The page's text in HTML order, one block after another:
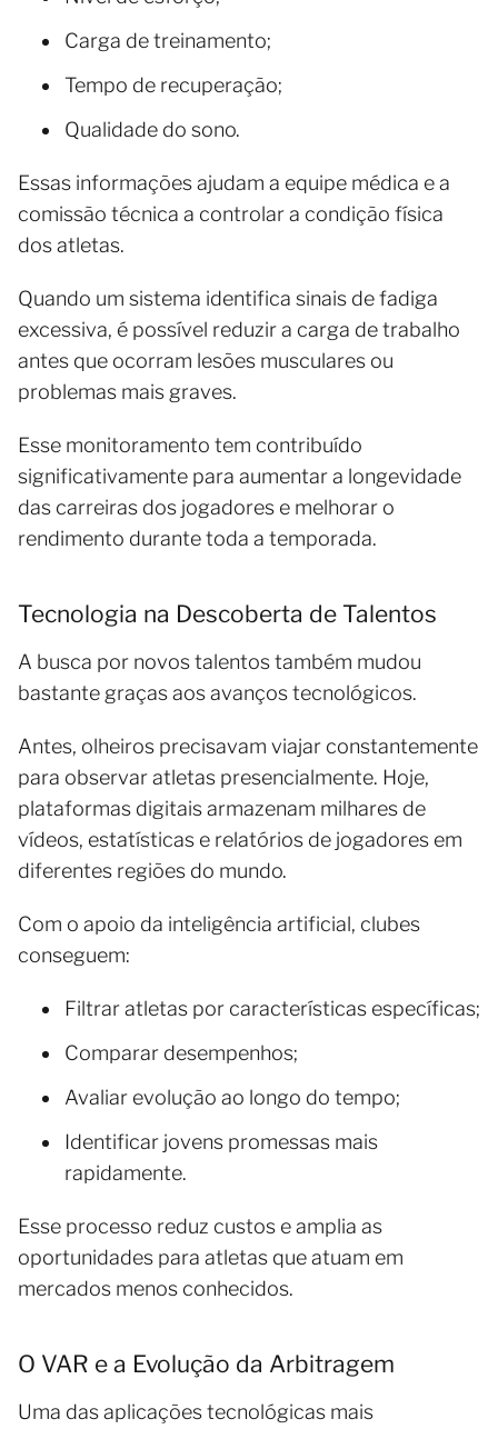
Carga de treinamento;
Tempo de recuperação;
Qualidade do sono.
Essas informações ajudam a equipe médica e a
comissão técnica a controlar a condição física
dos atletas.
Quando um sistema identifica sinais de fadiga
excessiva, é possível reduzir a carga de trabalho
antes que ocorram lesões musculares ou
problemas mais graves.
Esse monitoramento tem contribuído
significativamente para aumentar a longevidade
das carreiras dos jogadores e melhorar o
rendimento durante toda a temporada.
Tecnologia na Descoberta de Talentos
A busca por novos talentos também mudou
bastante graças aos avanços tecnológicos.
Antes, olheiros precisavam viajar constantemente
para observar atletas presencialmente. Hoje,
plataformas digitais armazenam milhares de
vídeos, estatísticas e relatórios de jogadores em
diferentes regiões do mundo.
Com o apoio da inteligência artificial, clubes
conseguem:
Filtrar atletas por características específicas;
Comparar desempenhos;
Avaliar evolução ao longo do tempo;
Identificar jovens promessas mais
rapidamente.
Esse processo reduz custos e amplia as
oportunidades para atletas que atuam em
mercados menos conhecidos.
O VAR e a Evolução da Arbitragem
Uma das aplicações tecnológicas mais